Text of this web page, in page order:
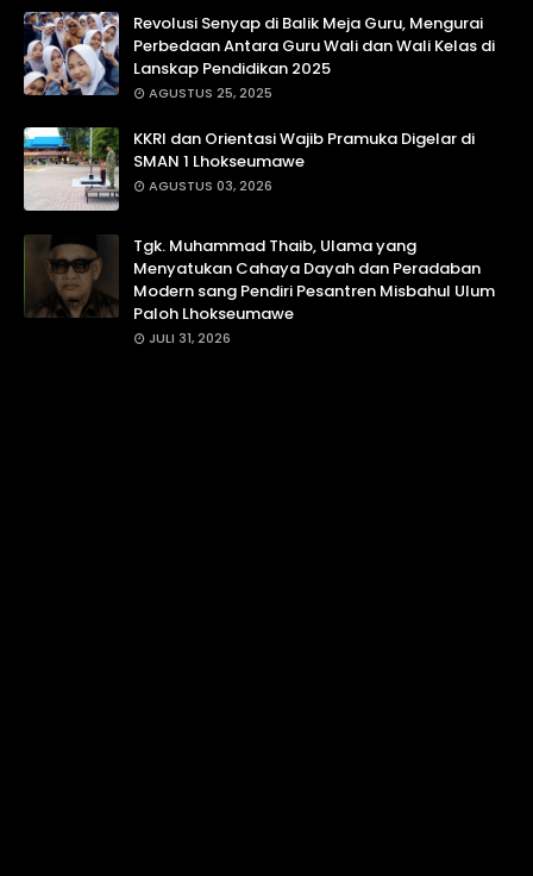
Revolusi Senyap di Balik Meja Guru, Mengurai
Perbedaan Antara Guru Wali dan Wali Kelas di
Lanskap Pendidikan 2025
AGUSTUS 25, 2025
KKRI dan Orientasi Wajib Pramuka Digelar di
SMAN 1 Lhokseumawe
AGUSTUS 03, 2026
Tgk. Muhammad Thaib, Ulama yang
Menyatukan Cahaya Dayah dan Peradaban
Modern sang Pendiri Pesantren Misbahul Ulum
Paloh Lhokseumawe
JULI 31, 2026